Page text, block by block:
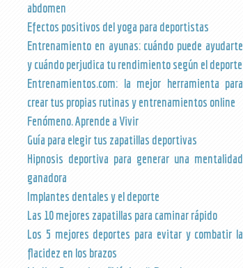
abdomen
Efectos positivos del yoga para deportistas
Entrenamiento en ayunas: cuándo puede ayudarte
y cuándo perjudica tu rendimiento según el deporte
Entrenamientos.com: la mejor herramienta para
crear tus propias rutinas y entrenamientos online
Fenómeno. Aprende a Vivir
Guía para elegir tus zapatillas deportivas
Hipnosis deportiva para generar una mentalidad
ganadora
Implantes dentales y el deporte
Las 10 mejores zapatillas para caminar rápido
Los 5 mejores deportes para evitar y combatir la
flacidez en los brazos